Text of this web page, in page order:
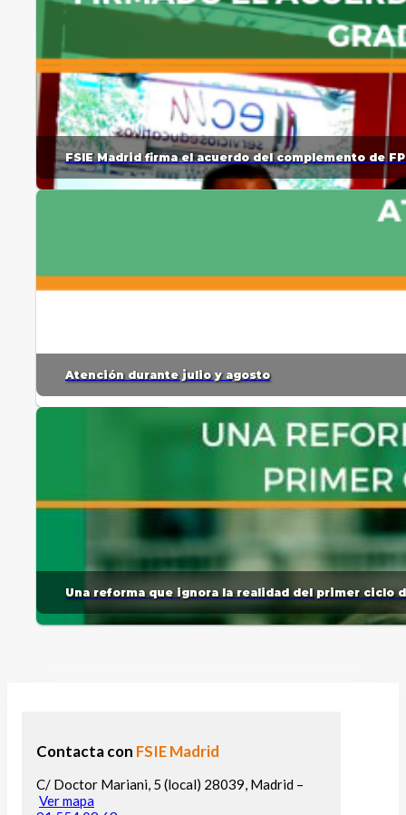
FSIE Madrid firma el acuerdo del complemento de
Atención durante julio y agosto
Una reforma que ignora la realidad del primer ciclo
Contacta con FSIE Madrid
C/ Doctor Mariani, 5 (local) 28039, Madrid –
Ver mapa